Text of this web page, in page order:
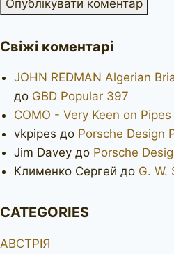
Свіжі коментарі
JOHN REDMAN Algerian
до GBD Popular 397
COMO - Very Keen on Pipes
vkpipes до Porsche Design
Jim Davey до Porsche
Клименко Сергей до G. W.
CATEGORIES
АВСТРІЯ